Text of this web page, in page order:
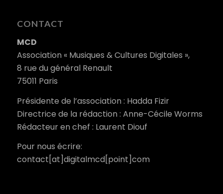
CONTACT
MCD
Association « Musiques & Cultures Digitales »,
8 rue du général Renault
75011 Paris
Présidente de l’association : Hadda Fizir
Directrice de la rédaction : Anne-Cécile Worms
Rédacteur en chef : Laurent Diouf
Pour nous écrire:
contact[at]digitalmcd[point]com